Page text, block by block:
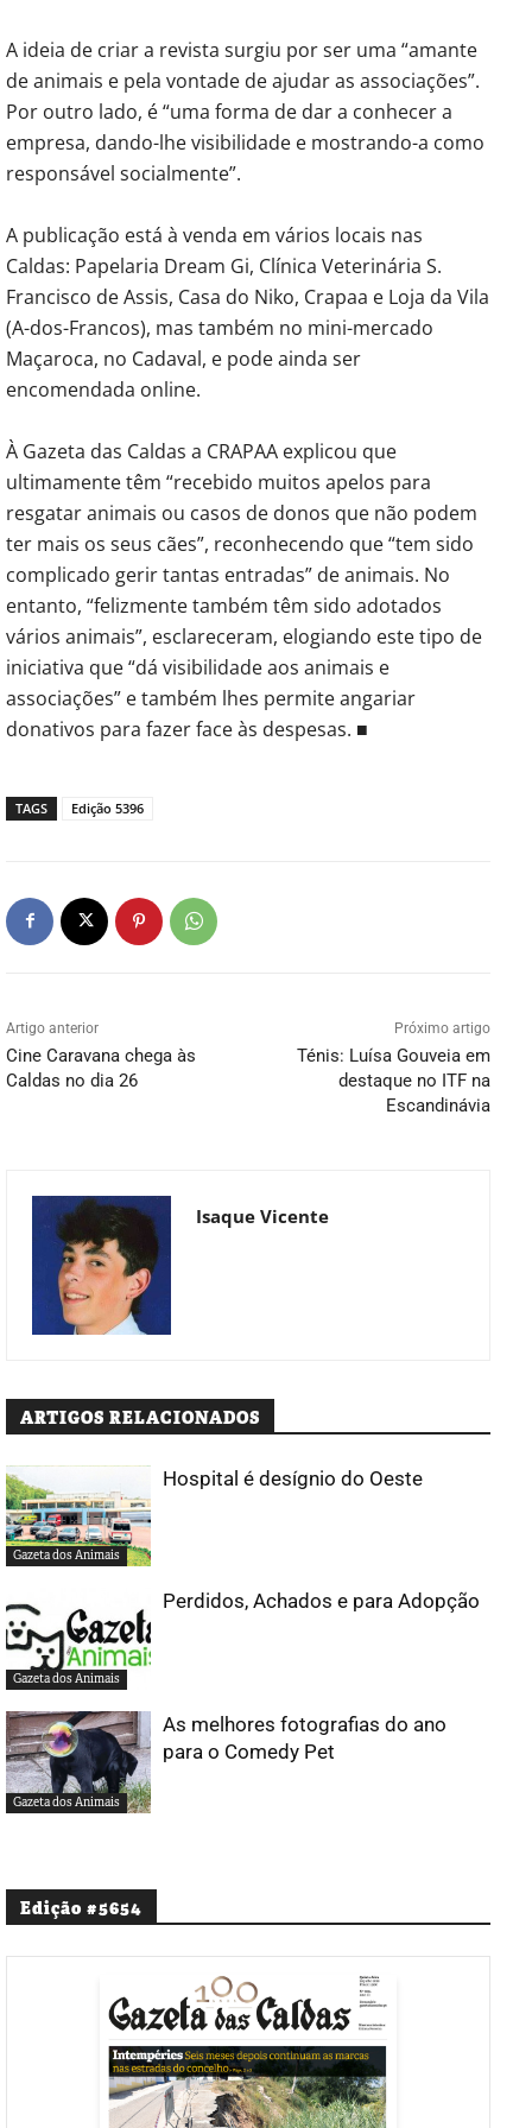
A ideia de criar a revista surgiu por ser uma “amante
de animais e pela vontade de ajudar as associações”.
Por outro lado, é “uma forma de dar a conhecer a
empresa, dando-lhe visibilidade e mostrando-a como
responsável socialmente”.
A publicação está à venda em vários locais nas
Caldas: Papelaria Dream Gi, Clínica Veterinária S.
Francisco de Assis, Casa do Niko, Crapaa e Loja da Vila
(A-dos-Francos), mas também no mini-mercado
Maçaroca, no Cadaval, e pode ainda ser
encomendada online.
À Gazeta das Caldas a CRAPAA explicou que
ultimamente têm “recebido muitos apelos para
resgatar animais ou casos de donos que não podem
ter mais os seus cães”, reconhecendo que “tem sido
complicado gerir tantas entradas” de animais. No
entanto, “felizmente também têm sido adotados
vários animais”, esclareceram, elogiando este tipo de
iniciativa que “dá visibilidade aos animais e
associações” e também lhes permite angariar
donativos para fazer face às despesas. ■
TAGS Edição 5396
Artigo anterior
Cine Caravana chega às
Caldas no dia 26
Próximo artigo
Ténis: Luísa Gouveia em
destaque no ITF na
Escandinávia
Isaque Vicente
ARTIGOS RELACIONADOS
Gazeta dos Animais
Hospital é desígnio do Oeste
Gazeta dos Animais
Perdidos, Achados e para Adopção
Gazeta dos Animais
As melhores fotografias do ano
para o Comedy Pet
Edição #5654